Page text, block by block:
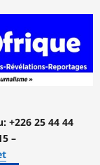
+226 25 44 44
–